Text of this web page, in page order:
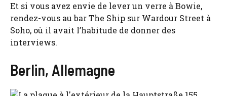
Et si vous avez envie de lever un verre à Bowie,
rendez-vous au bar The Ship sur Wardour Street à
Soho, où il avait l’habitude de donner des
interviews.
Berlin, Allemagne